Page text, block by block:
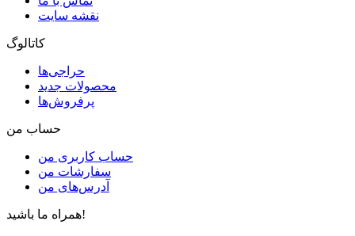
نقشه سایت
کاتالوگ
حراجی‌ها
محصولات جدید
پرفروش‌ها
حساب من
حساب کاربری من
سفارشات من
آدرس‌های من
همراه ما باشید!